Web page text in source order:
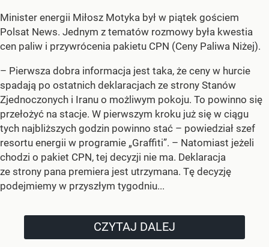
Minister energii Miłosz Motyka był w piątek gościem
Polsat News. Jednym z tematów rozmowy była kwestia
cen paliw i przywrócenia pakietu CPN (Ceny Paliwa Niżej).
– Pierwsza dobra informacja jest taka, że ceny w hurcie
spadają po ostatnich deklaracjach ze strony Stanów
Zjednoczonych i Iranu o możliwym pokoju. To powinno się
przełożyć na stacje. W pierwszym kroku już się w ciągu
tych najbliższych godzin powinno stać – powiedział szef
resortu energii w programie „Graffiti”. – Natomiast jeżeli
chodzi o pakiet CPN, tej decyzji nie ma. Deklaracja
ze strony pana premiera jest utrzymana. Tę decyzję
podejmiemy w przyszłym tygodniu...
CZYTAJ DALEJ